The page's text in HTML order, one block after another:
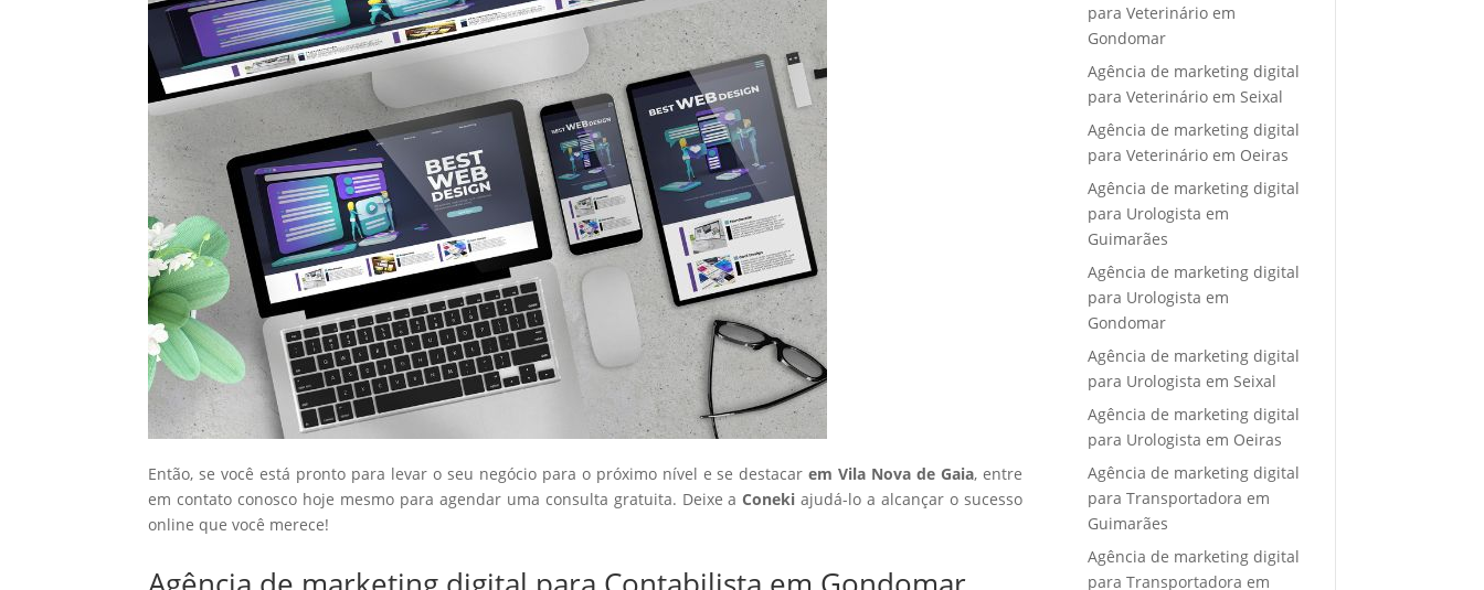
Então, se você está pronto para levar o seu negócio para o próximo nível e se destacarem Vila Nova de Gaia, entre
em contato conosco hoje mesmo para agendar uma consulta gratuita. Deixe aConeki ajudá-lo a alcançar o sucesso
online que você merece!
para Veterinário em
Gondomar
Agência de marketing digital
para Veterinário em Seixal
Agência de marketing digital
para Veterinário em Oeiras
Agência de marketing digital
para Urologista em
Guimarães
Agência de marketing digital
para Urologista em
Gondomar
Agência de marketing digital
para Urologista em Seixal
Agência de marketing digital
para Urologista em Oeiras
Agência de marketing digital
para Transportadora em
Guimarães
Agência de marketing digital
para Transportadora em